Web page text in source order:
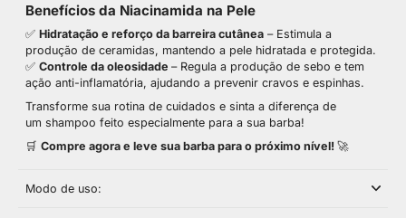
Benefícios da Niacinamida na Pele
✅ Hidratação e reforço da barreira cutânea – Estimula a
produção de ceramidas, mantendo a pele hidratada e protegida.
✅ Controle da oleosidade – Regula a produção de sebo e tem
ação anti-inflamatória, ajudando a prevenir cravos e espinhas.
Transforme sua rotina de cuidados e sinta a diferença de
um shampoo feito especialmente para a sua barba!
🛒 Compre agora e leve sua barba para o próximo nível! 🚀
Modo de uso: